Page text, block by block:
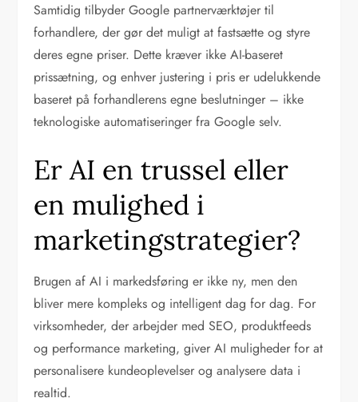
Samtidig tilbyder Google partnerværktøjer til
forhandlere, der gør det muligt at fastsætte og styre
deres egne priser. Dette kræver ikke AI-baseret
prissætning, og enhver justering i pris er udelukkende
baseret på forhandlerens egne beslutninger – ikke
teknologiske automatiseringer fra Google selv.
Er AI en trussel eller
en mulighed i
marketingstrategier?
Brugen af AI i markedsføring er ikke ny, men den
bliver mere kompleks og intelligent dag for dag. For
virksomheder, der arbejder med SEO, produktfeeds
og performance marketing, giver AI muligheder for at
personalisere kundeoplevelser og analysere data i
realtid.